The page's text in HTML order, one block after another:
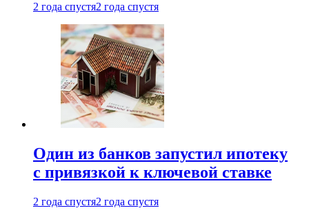
2 года спустя2 года спустя
Один из банков запустил ипотеку
с привязкой к ключевой ставке
2 года спустя2 года спустя